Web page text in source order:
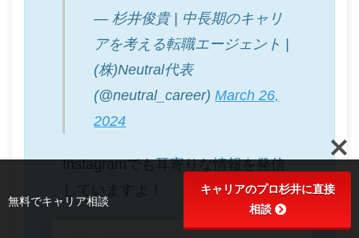
— 杉井俊貴 | 中長期のキャリ
アを考える転職エージェント |
(株)Neutral代表
(@neutral_career)March 26,
2024
Instagramでも耳寄りな情報を発信
していますよ！
無料でキャリア相談
キャリアのプロ杉井に直接
相談